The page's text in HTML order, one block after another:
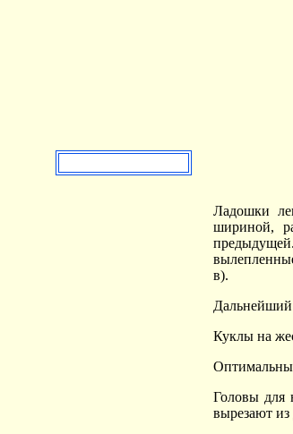
Ладошки
шириной,
в).
Дальнейший
Куклы на
Головы для
вырезают из